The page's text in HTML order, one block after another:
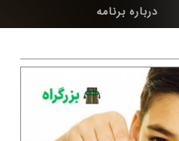
درباره برنامه